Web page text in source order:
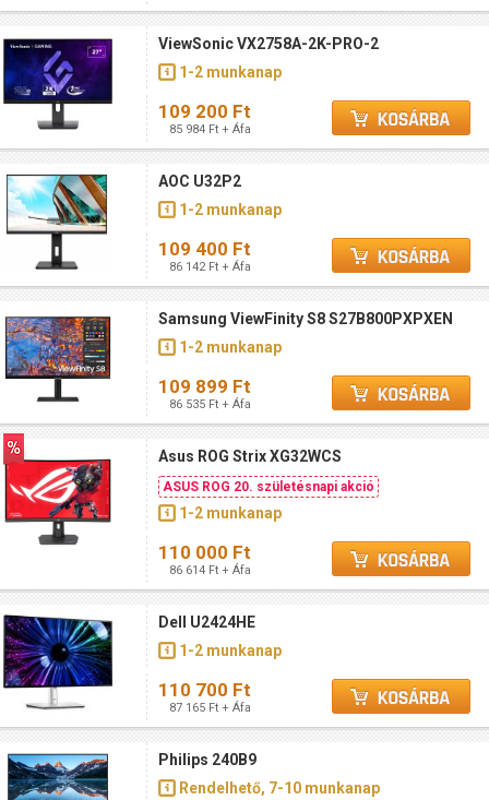
ViewSonic VX2758A-2K-PRO-2
1-2 munkanap
109 200 Ft
85 984 Ft + Áfa
AOC U32P2
1-2 munkanap
109 400 Ft
86 142 Ft + Áfa
Samsung ViewFinity S8 S27B800PXPXEN
1-2 munkanap
109 899 Ft
86 535 Ft + Áfa
Asus ROG Strix XG32WCS
ASUS ROG 20. születésnapi akció
1-2 munkanap
110 000 Ft
86 614 Ft + Áfa
Dell U2424HE
1-2 munkanap
110 700 Ft
87 165 Ft + Áfa
Philips 240B9
Rendelhető, 7-10 munkanap